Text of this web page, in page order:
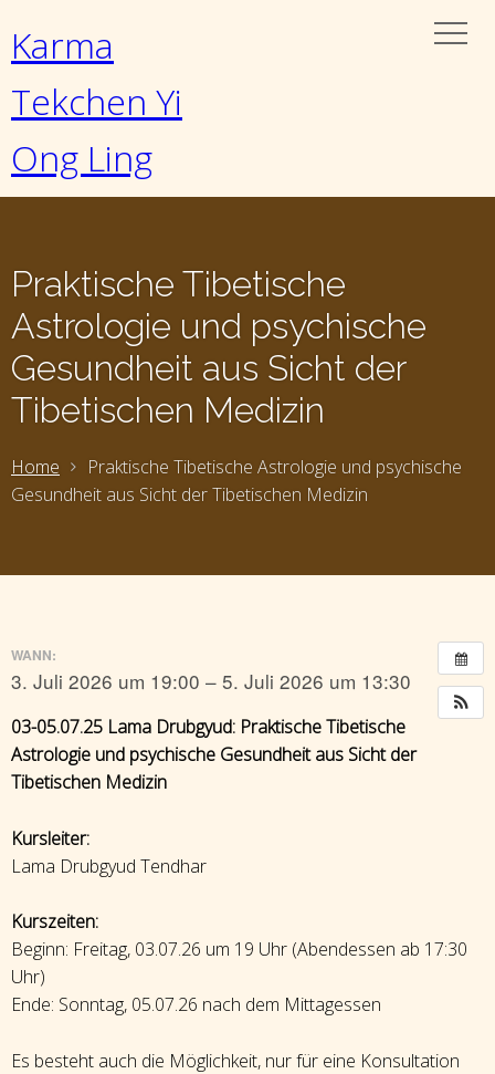
Karma
Tekchen Yi
Ong Ling
Praktische Tibetische
Astrologie und psychische
Gesundheit aus Sicht der
Tibetischen Medizin
Home
Praktische Tibetische Astrologie und psychische
Gesundheit aus Sicht der Tibetischen Medizin
WANN:
3. Juli 2026 um 19:00 – 5. Juli 2026 um 13:30
03-05.07.25 Lama Drubgyud: Praktische Tibetische
Astrologie und psychische Gesundheit aus Sicht der
Tibetischen Medizin
Kursleiter:
Lama Drubgyud Tendhar
Kurszeiten:
Beginn: Freitag, 03.07.26 um 19 Uhr (Abendessen ab 17:30
Uhr)
Ende: Sonntag, 05.07.26 nach dem Mittagessen
Es besteht auch die Möglichkeit, nur für eine Konsultation